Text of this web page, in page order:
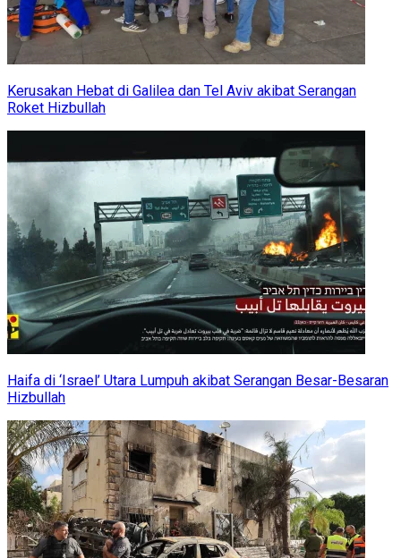
Kerusakan Hebat di Galilea dan Tel Aviv akibat Serangan
Roket Hizbullah
Haifa di ‘Israel’ Utara Lumpuh akibat Serangan Besar-Besaran
Hizbullah